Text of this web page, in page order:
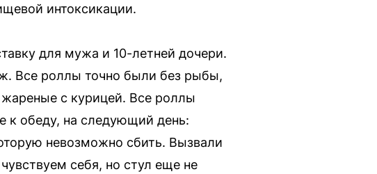
интоксикации.
для мужа и 10-летней дочери.
Все роллы точно были без рыбы,
с курицей. Все роллы
к обеду, на следующий день:
невозможно сбить. Вызвали
себя, но стул еще не